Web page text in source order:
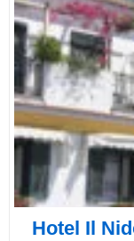
Hotel Il